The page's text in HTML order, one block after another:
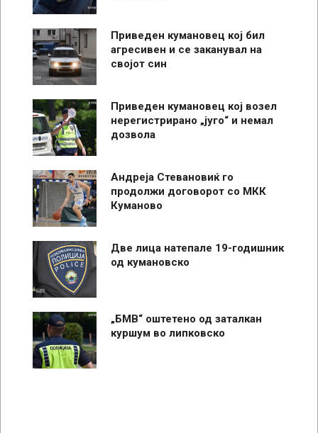
Приведен кумановец кој бил
агресивен и се заканувал на
својот син
Приведен кумановец кој возел
нерегистрирано „југо“ и немал
дозвола
Андреја Стевановиќ го
продолжи договорот со МКК
Куманово
Две лица натепале 19-годишник
од кумановско
„БМВ“ оштетено од заталкан
куршум во липковско